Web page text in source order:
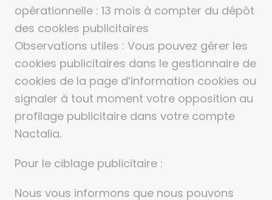
opérationnelle : 13 mois à compter du dépôt
des cookies publicitaires
Observations utiles : Vous pouvez gérer les
cookies publicitaires dans le gestionnaire de
cookies de la page d’information cookies ou
signaler à tout moment votre opposition au
profilage publicitaire dans votre compte
Nactalia.
Pour le ciblage publicitaire :
Nous vous informons que nous pouvons